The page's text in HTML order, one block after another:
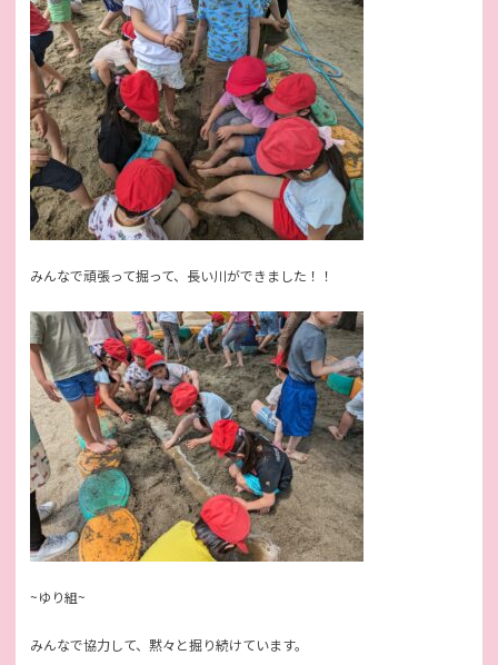
みんなで頑張って掘って、長い川ができました！！
~ゆり組~
みんなで協力して、黙々と掘り続けています。